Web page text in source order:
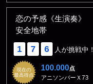
恋の予感《生演奏》
安全地帯
1 7 6 人が挑戦中！
現在の
最高得点
100.000点
アニソンバーＸ73